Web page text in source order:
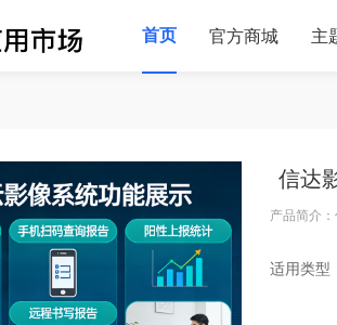
首页 官方商城 主
信达
产品简介
适用类型